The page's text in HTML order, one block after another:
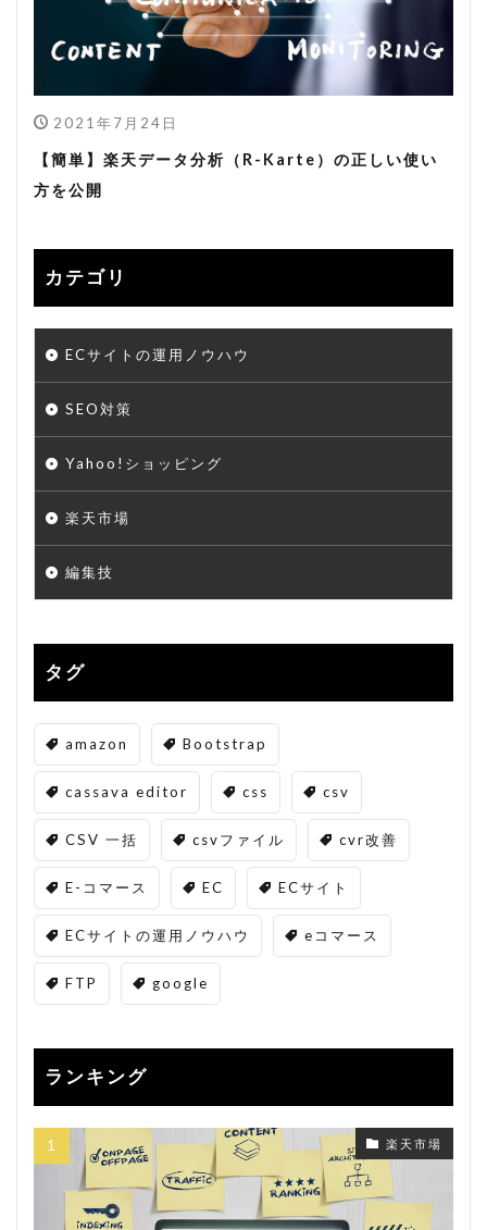
2021年7月24日
【簡単】楽天データ分析（R-Karte）の正しい使い
方を公開
カテゴリ
ECサイトの運用ノウハウ
SEO対策
Yahoo!ショッピング
楽天市場
編集技
タグ
amazon Bootstrap
cassava editor css csv
CSV 一括 csvファイル cvr改善
E-コマース EC ECサイト
ECサイトの運用ノウハウ eコマース
FTP google
ランキング
楽天市場